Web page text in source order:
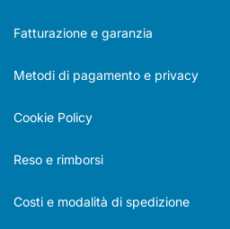
Fatturazione e garanzia
Metodi di pagamento e privacy
Cookie Policy
Reso e rimborsi
Costi e modalità di spedizione